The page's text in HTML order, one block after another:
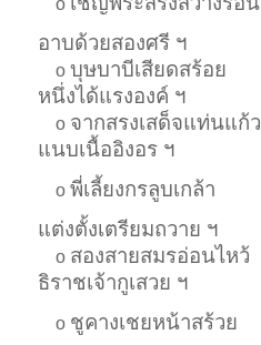
อาบด้วยสองศรี ฯ
o บุษบาบีเสียดสร้อย
หนึ่งได้แรงองค์ ฯ
o จากสรงเสด็จแท่นแก้ว
แนบเนื้ออิงอร ฯ
o พี่เลี้ยงกรลูบเกล้า
แต่งตั้งเตรียมถวาย ฯ
o สองสายสมรอ่อนไหว้
ธิราชเจ้ากูเสวย ฯ
o ชูคางเชยหน้าสร้วย